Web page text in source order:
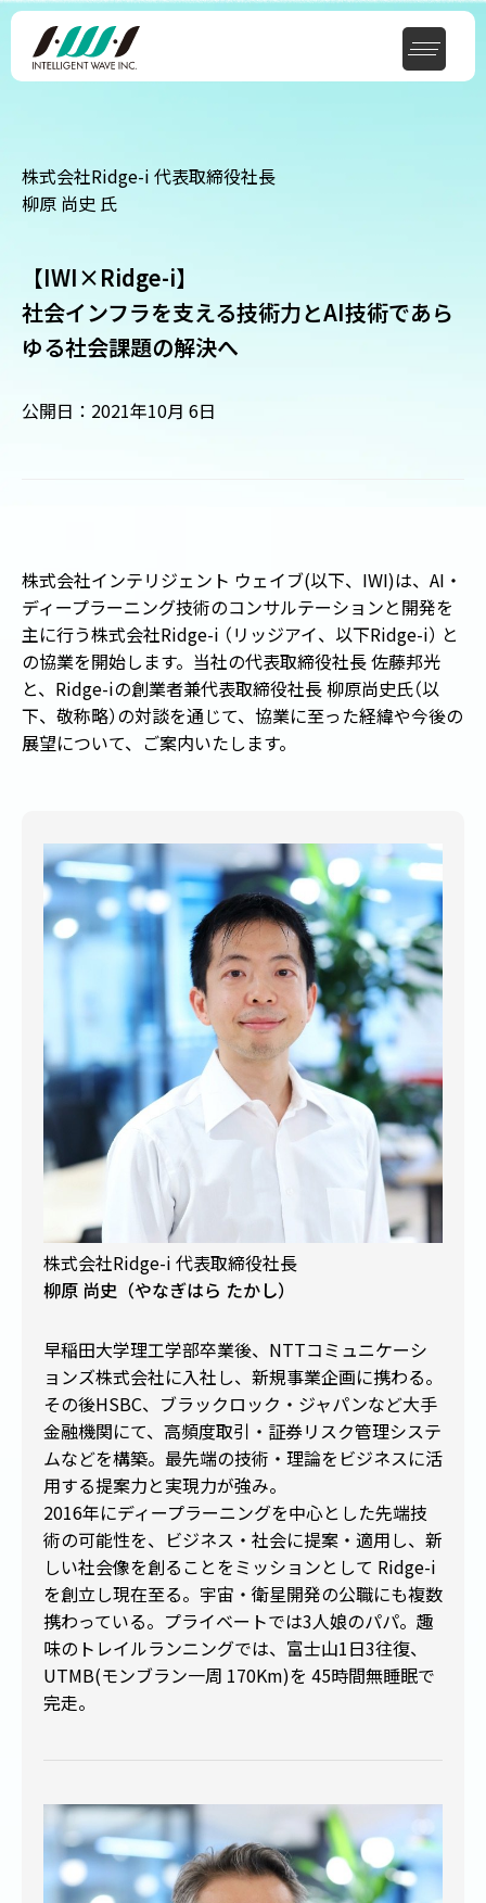
株式会社Ridge-i 代表取締役社長
柳原 尚史 氏
【IWI×Ridge-i】
社会インフラを支える技術力とAI技術であら
ゆる社会課題の解決へ
公開日：2021年10月 6日
株式会社インテリジェント ウェイブ(以下、IWI)は、AI・
ディープラーニング技術のコンサルテーションと開発を
主に行う株式会社Ridge-i（リッジアイ、以下Ridge-i）と
の協業を開始します。当社の代表取締役社長 佐藤邦光
と、Ridge-iの創業者兼代表取締役社長 柳原尚史氏（以
下、敬称略）の対談を通じて、協業に至った経緯や今後の
展望について、ご案内いたします。
株式会社Ridge-i 代表取締役社長
柳原 尚史（やなぎはら たかし）
早稲田大学理工学部卒業後、NTTコミュニケーシ
ョンズ株式会社に入社し、新規事業企画に携わる。
その後HSBC、ブラックロック・ジャパンなど大手
金融機関にて、高頻度取引・証券リスク管理システ
ムなどを構築。最先端の技術・理論をビジネスに活
用する提案力と実現力が強み。
2016年にディープラーニングを中心とした先端技
術の可能性を、ビジネス・社会に提案・適用し、新
しい社会像を創ることをミッションとして Ridge-i
を創立し現在至る。宇宙・衛星開発の公職にも複数
携わっている。プライベートでは3人娘のパパ。趣
味のトレイルランニングでは、富士山1日3往復、
UTMB(モンブラン一周 170Km)を 45時間無睡眠で
完走。